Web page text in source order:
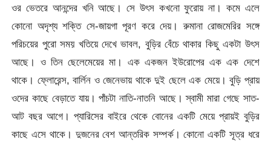
ওর ভেতরে আনন্দের খনি আছে। সে উৎস কখনো ফুরোয় না। কমে এলে
কোনো অদৃশ্য শক্তি সে-জায়গা পূরণ করে দেয়। রুমানা রোজমেরির সঙ্গে
পরিচয়ের পুরো সময় খতিয়ে দেখে ভাবল, বুড়ির বেঁচে থাকার কিছু একটা উৎস
আছে। ও তিন ছেলেমেয়ের মা। এক একজন ইউরোপের এক এক দেশে
থাকে। ফ্লোরেন্স, বার্লিন ও জেনেভায় থাকে দুই ছেলে এক মেয়ে। বুড়ি প্রায়
ওদের কাছে বেড়াতে যায়। পাঁচটা নাতি-নাতনি আছে। স্বামী মারা গেছে সাত-
আট বছর আগে। প্যারিসের বাইরে থেকে বোনের একটি মেয়ে প্রায়ই বুড়ির
কাছে এসে থাকে। দুজনের বেশ আন্তরিক সম্পর্ক। কোনো একটি সূত্র ধরে